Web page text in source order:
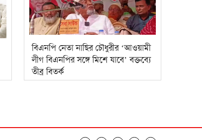
বিএনপি নেতা নাছির চৌধুরীর ‘আওয়ামী
লীগ বিএনপির সঙ্গে মিশে যাবে’ বক্তব্যে
তীব্র বিতর্ক